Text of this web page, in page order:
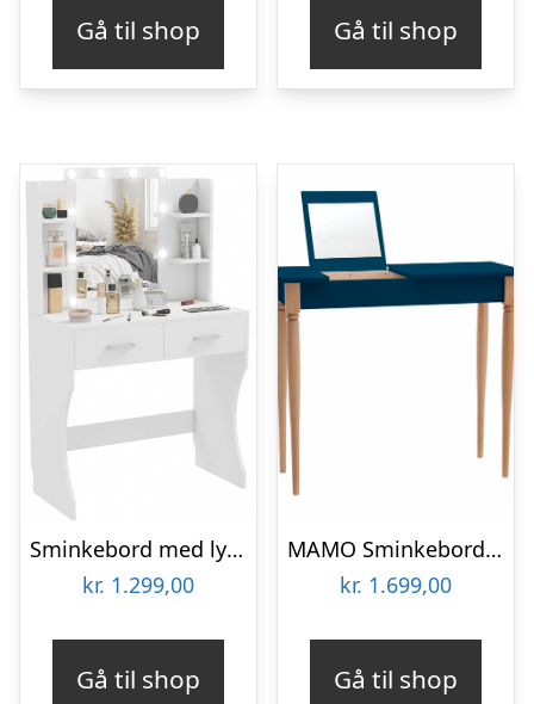
Gå til shop Gå til shop
Sminkebord med lys og spejl i møbelplade H75 – 132 x B80 x D40 cm – Hvid
kr. 1.299,00
Gå til shop
MAMO Sminkebord med spejl – 65x35cm Petrol Blå
kr. 1.699,00
Gå til shop